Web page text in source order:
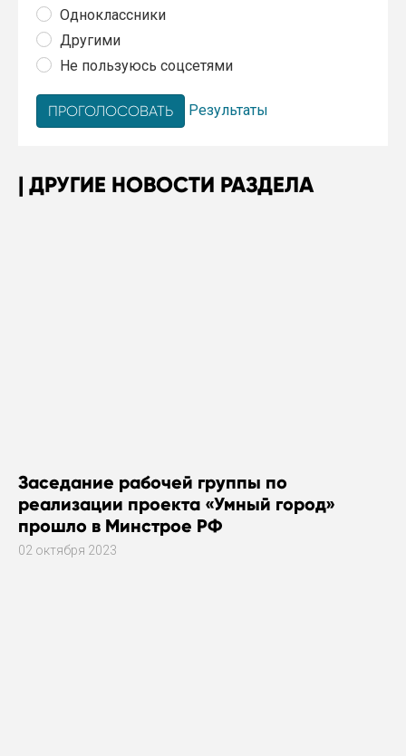
Одноклассники
Другими
Не пользуюсь соцсетями
Результаты
ДРУГИЕ НОВОСТИ РАЗДЕЛА
Заседание рабочей группы по
реализации проекта «Умный город»
прошло в Минстрое РФ
02 октября 2023